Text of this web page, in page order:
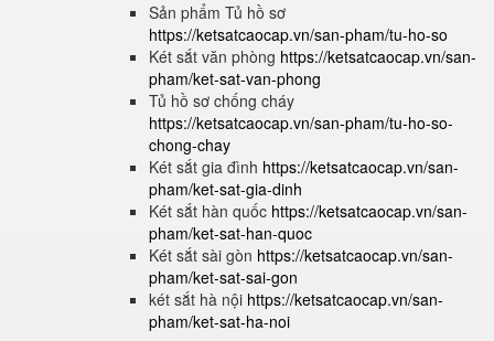
Sản phẩm Tủ hồ sơ
https://ketsatcaocap.vn/san-pham/tu-ho-so
Két sắt văn phòng https://ketsatcaocap.vn/san-
pham/ket-sat-van-phong
Tủ hồ sơ chống cháy
https://ketsatcaocap.vn/san-pham/tu-ho-so-
chong-chay
Két sắt gia đình https://ketsatcaocap.vn/san-
pham/ket-sat-gia-dinh
Két sắt hàn quốc https://ketsatcaocap.vn/san-
pham/ket-sat-han-quoc
Két sắt sài gòn https://ketsatcaocap.vn/san-
pham/ket-sat-sai-gon
két sắt hà nội https://ketsatcaocap.vn/san-
pham/ket-sat-ha-noi